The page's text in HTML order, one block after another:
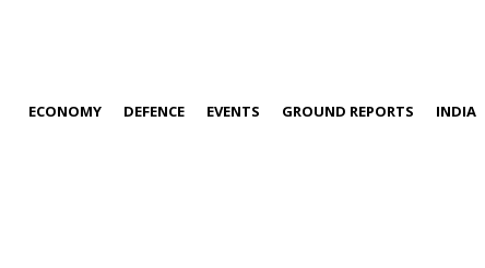
ECONOMY DEFENCE EVENTS GROUND REPORTS INDIA